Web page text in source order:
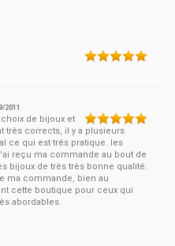
2011
de bijoux et
très corrects, il y a plusieurs
ce qui est très pratique. les
reçu ma commande au bout de
bijoux de très très bonne qualité.
ma commande, bien au
cette boutique pour ceux qui
abordables.